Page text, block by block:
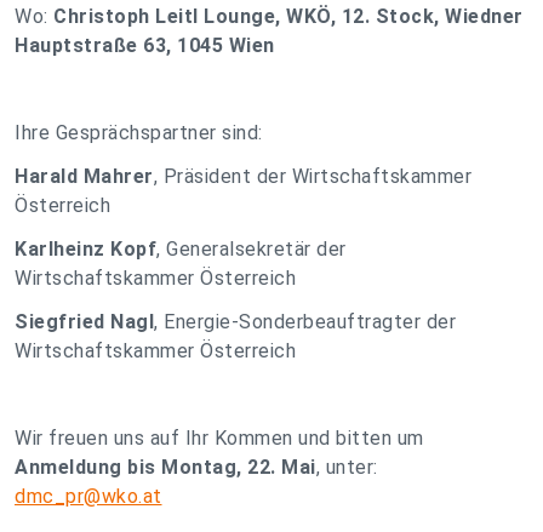
Wo: Christoph Leitl Lounge, WKÖ, 12. Stock, Wiedner
Hauptstraße 63, 1045 Wien
Ihre Gesprächspartner sind:
Harald Mahrer, Präsident der Wirtschaftskammer
Österreich
Karlheinz Kopf, Generalsekretär der
Wirtschaftskammer Österreich
Siegfried Nagl, Energie-Sonderbeauftragter der
Wirtschaftskammer Österreich
Wir freuen uns auf Ihr Kommen und bitten um
Anmeldung bis Montag, 22. Mai, unter:
dmc_pr@wko.at